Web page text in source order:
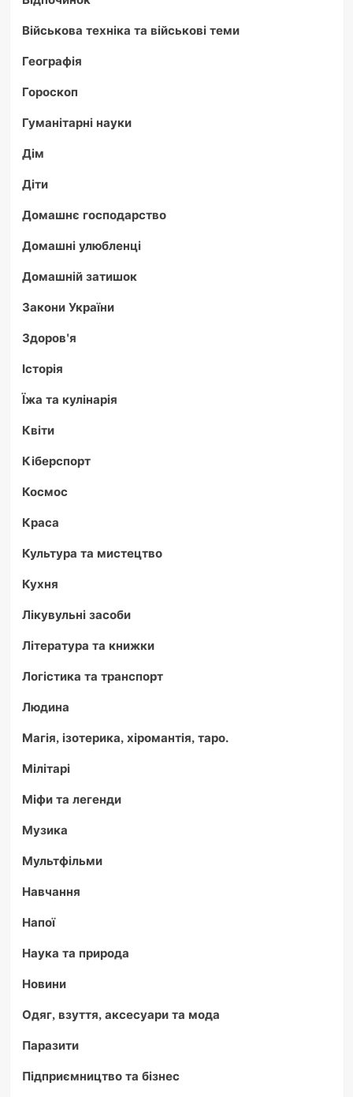
Військова техніка та військові теми
Географія
Гороскоп
Гуманітарні науки
Дім
Діти
Домашнє господарство
Домашні улюбленці
Домашній затишок
Закони України
Здоров'я
Історія
Їжа та кулінарія
Квіти
Кіберспорт
Космос
Краса
Культура та мистецтво
Кухня
Лікувульні засоби
Література та книжки
Логістика та транспорт
Людина
Магія, ізотерика, хіромантія, таро.
Мілітарі
Міфи та легенди
Музика
Мультфільми
Навчання
Напої
Наука та природа
Новини
Одяг, взуття, аксесуари та мода
Паразити
Підприємництво та бізнес